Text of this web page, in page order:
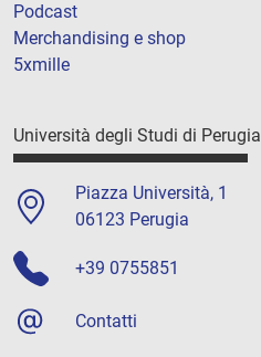
Podcast
Merchandising e shop
5xmille
Università degli Studi di Perugia
Piazza Università, 1
06123 Perugia
+39 0755851
Contatti